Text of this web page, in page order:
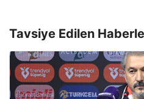
Tavsiye Edilen